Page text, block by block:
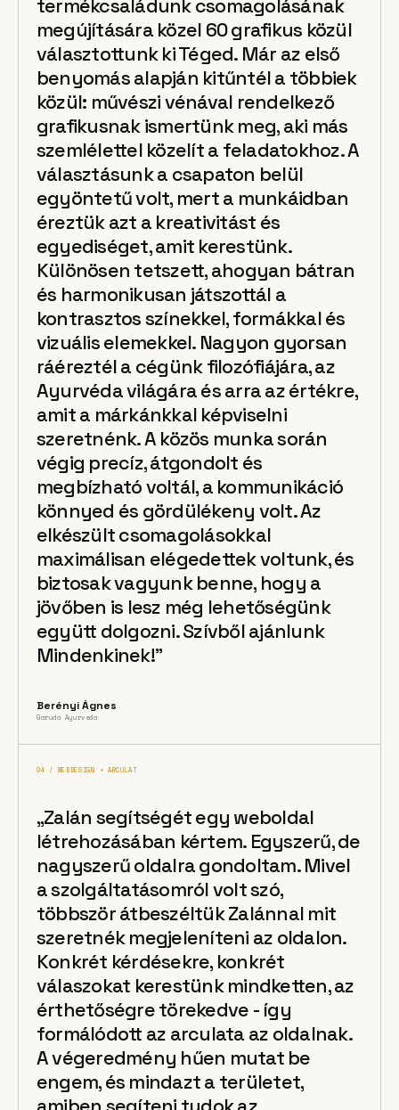
termékcsaládunk csomagolásának
megújítására közel 60 grafikus közül
választottunk ki Téged. Már az első
benyomás alapján kitűntél a többiek
közül: művészi vénával rendelkező
grafikusnak ismertünk meg, aki más
szemlélettel közelít a feladatokhoz. A
választásunk a csapaton belül
egyöntetű volt, mert a munkáidban
éreztük azt a kreativitást és
egyediséget, amit kerestünk.
Különösen tetszett, ahogyan bátran
és harmonikusan játszottál a
kontrasztos színekkel, formákkal és
vizuális elemekkel. Nagyon gyorsan
ráéreztél a cégünk filozófiájára, az
Ayurvéda világára és arra az értékre,
amit a márkánkkal képviselni
szeretnénk. A közös munka során
végig precíz, átgondolt és
megbízható voltál, a kommunikáció
könnyed és gördülékeny volt. Az
elkészült csomagolásokkal
maximálisan elégedettek voltunk, és
biztosak vagyunk benne, hogy a
jövőben is lesz még lehetőségünk
együtt dolgozni. Szívből ajánlunk
Mindenkinek!”
Berényi Ágnes
Garuda Ayurveda
04 / WEBDESIGN + ARCULAT
„Zalán segítségét egy weboldal
létrehozásában kértem. Egyszerű, de
nagyszerű oldalra gondoltam. Mivel
a szolgáltatásomról volt szó,
többször átbeszéltük Zalánnal mit
szeretnék megjeleníteni az oldalon.
Konkrét kérdésekre, konkrét
válaszokat kerestünk mindketten, az
érthetőségre törekedve - így
formálódott az arculata az oldalnak.
A végeredmény hűen mutat be
engem, és mindazt a területet,